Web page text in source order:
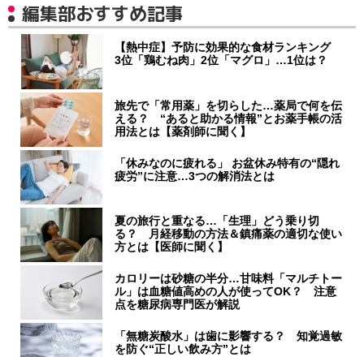
編集部おすすめ記事
【熱中症】予防に効果的な食材ランキング
3位「鶏むね肉」2位「マグロ」…1位は？
旅先で「常用薬」を切らした…薬局で何を伝
える？ “あると助かる情報”とお薬手帳の活
用法とは【薬剤師に聞く】
「休みなのに疲れる」 お盆休み特有の“隠れ
疲労”に注意…3つの解消法とは
夏の旅行と重なる…「生理」どう乗り切
る？ 月経移動の方法＆鎮痛薬の適切な使い
方とは【医師に聞く】
カロリーは砂糖の半分…甘味料「マルチトー
ル」は血糖値高めの人が使ってOK？ 注意
点を糖尿病専門医が解説
「無糖炭酸水」は歯に影響する？ 知覚過敏
を防ぐ“正しい飲み方”とは